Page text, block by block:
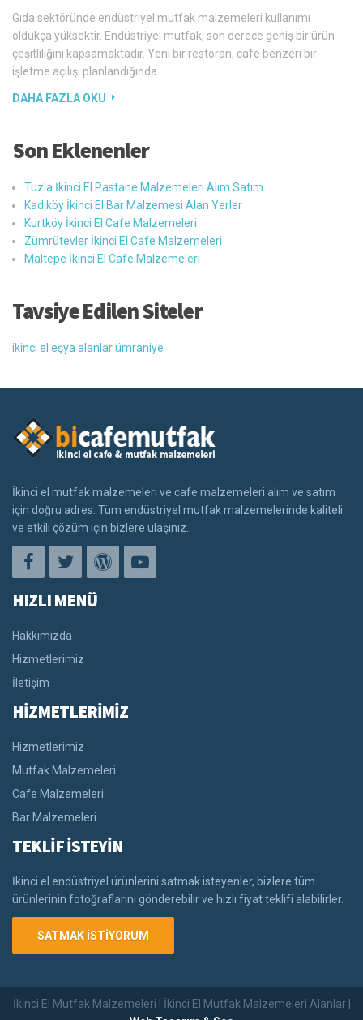
Gıda sektöründe endüstriyel mutfak malzemeleri kullanımı
oldukça yüksektir. Endüstriyel mutfak, son derece geniş bir ürün
çeşitliliğini kapsamaktadır. Yeni bir restoran, cafe benzeri bir
işletme açılışı planlandığında …
DAHA FAZLA OKU
Son Eklenenler
Tuzla İkinci El Pastane Malzemeleri Alım Satım
Kadıköy İkinci El Bar Malzemesi Alan Yerler
Kurtköy İkinci El Cafe Malzemeleri
Zümrütevler İkinci El Cafe Malzemeleri
Maltepe İkinci El Cafe Malzemeleri
Tavsiye Edilen Siteler
ikinci el eşya alanlar ümraniye
İkinci el mutfak malzemeleri ve cafe malzemeleri alım ve satım
için doğru adres. Tüm endüstriyel mutfak malzemelerinde kaliteli
ve etkili çözüm için bizlere ulaşınız.
HIZLI MENÜ
Hakkımızda
Hizmetlerimiz
İletişim
HİZMETLERİMİZ
Hizmetlerimiz
Mutfak Malzemeleri
Cafe Malzemeleri
Bar Malzemeleri
TEKLİF İSTEYİN
İkinci el endüstriyel ürünlerini satmak isteyenler, bizlere tüm
ürünlerinin fotoğraflarını gönderebilir ve hızlı fiyat teklifi alabilirler.
SATMAK İSTİYORUM
İkinci El Mutfak Malzemeleri | İkinci El Mutfak Malzemeleri Alanlar |